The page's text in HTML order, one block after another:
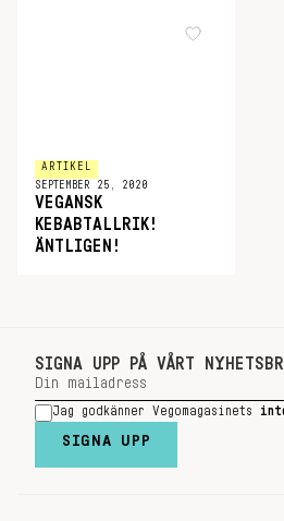
ARTIKEL
SEPTEMBER 25, 2020
VEGANSK
KEBABTALLRIK!
ÄNTLIGEN!
SIGNA UPP PÅ VÅRT
Jag godkänner Vegomagasinets
SIGNA UPP